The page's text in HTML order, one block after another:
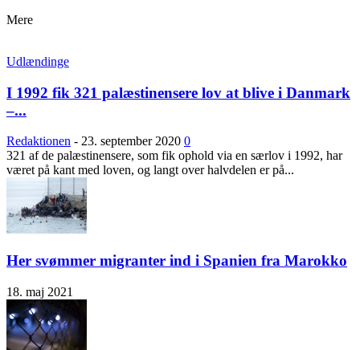
Mere
Udlændinge
I 1992 fik 321 palæstinensere lov at blive i Danmark
–...
Redaktionen - 23. september 2020 0
321 af de palæstinensere, som fik ophold via en særlov i 1992, har
været på kant med loven, og langt over halvdelen er på...
Her svømmer migranter ind i Spanien fra Marokko
18. maj 2021